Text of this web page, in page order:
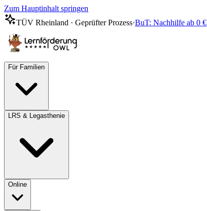
Zum Hauptinhalt springen
TÜV Rheinland · Geprüfter Prozess·BuT: Nachhilfe ab 0 €
Für Familien
LRS & Legasthenie
Online